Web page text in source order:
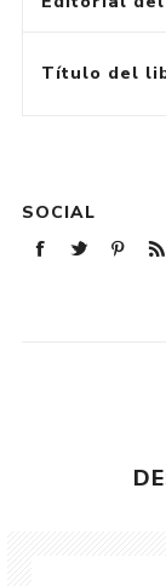
Título del
SOCIAL